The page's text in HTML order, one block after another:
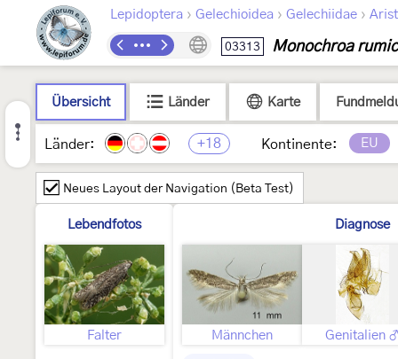
Lepidoptera › Gelechioidea › Gelechiidae ›
03313 Monochroa
Übersicht Länder Karte
Länder: +18 Kontinente: EU
Neues Layout der Navigation (Beta Test)
Lebendfotos
Falter
Diagnose
Männchen Genitalien